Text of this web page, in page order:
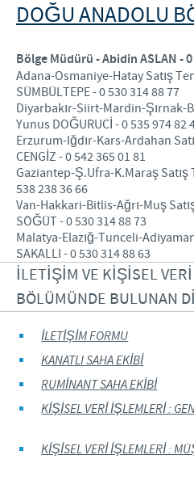
DOĞU ANADOLU
Bölge Müdürü - Abidin ASLAN - 0
Adana-Osmaniye-Hatay Satış
SÜMBÜLTEPE - 0 530 314 88 77
Diyarbakır-Siirt-Mardin-Şırnak-
Yunus DOĞURUCİ - 0 535 974 82
Erzurum-Iğdır-Kars-Ardahan
CENGİZ - 0 542 365 01 81
Gaziantep-Ş.Ufra-K.Maraş Satış
538 238 36 66
Van-Hakkari-Bitlis-Ağrı-Muş
SÖĞÜT - 0 530 314 88 73
Malatya-Elazığ-Tunceli-
SAKALLI - 0 530 314 88 63
İLETİŞİM VE KİŞİSEL
BÖLÜMÜNDE BULUNAN
İLETİŞİM FORMU
KANATLI SAHA EKİBİ
RUMİNANT SAHA EKİBİ
KİŞİSEL VERİ İŞLEMLERİ :
KİŞİSEL VERİ İŞLEMLERİ :